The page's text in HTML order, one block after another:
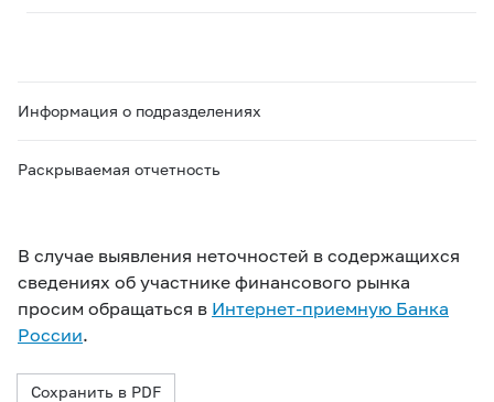
Информация о подразделениях
Раскрываемая отчетность
В случае выявления неточностей в содержащихся
сведениях об участнике финансового рынка
просим обращаться в Интернет-приемную Банка
России.
Сохранить в PDF